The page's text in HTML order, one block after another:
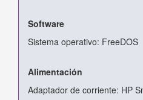
Software
Sistema operativo: FreeDOS
Alimentación
Adaptador de corriente: HP